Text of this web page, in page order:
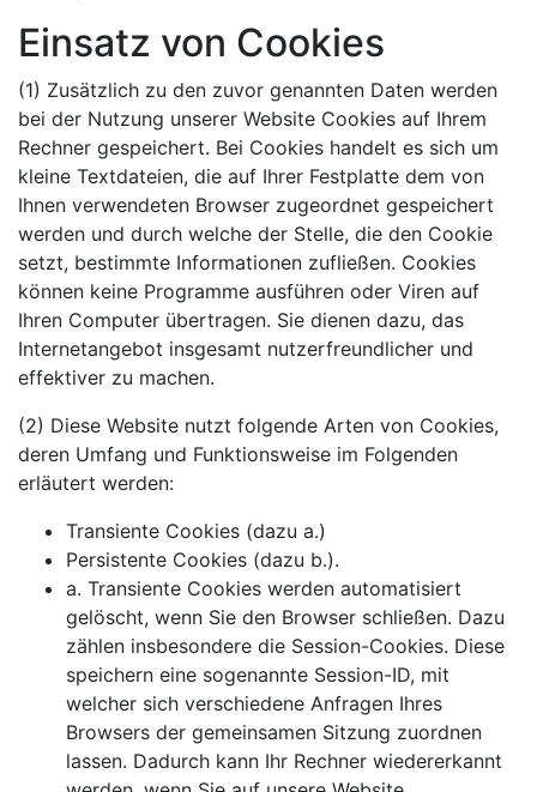
Einsatz von Cookies
(1) Zusätzlich zu den zuvor genannten Daten werden
bei der Nutzung unserer Website Cookies auf Ihrem
Rechner gespeichert. Bei Cookies handelt es sich um
kleine Textdateien, die auf Ihrer Festplatte dem von
Ihnen verwendeten Browser zugeordnet gespeichert
werden und durch welche der Stelle, die den Cookie
setzt, bestimmte Informationen zufließen. Cookies
können keine Programme ausführen oder Viren auf
Ihren Computer übertragen. Sie dienen dazu, das
Internetangebot insgesamt nutzerfreundlicher und
effektiver zu machen.
(2) Diese Website nutzt folgende Arten von Cookies,
deren Umfang und Funktionsweise im Folgenden
erläutert werden:
Transiente Cookies (dazu a.)
Persistente Cookies (dazu b.).
a. Transiente Cookies werden automatisiert
gelöscht, wenn Sie den Browser schließen. Dazu
zählen insbesondere die Session-Cookies. Diese
speichern eine sogenannte Session-ID, mit
welcher sich verschiedene Anfragen Ihres
Browsers der gemeinsamen Sitzung zuordnen
lassen. Dadurch kann Ihr Rechner wiedererkannt